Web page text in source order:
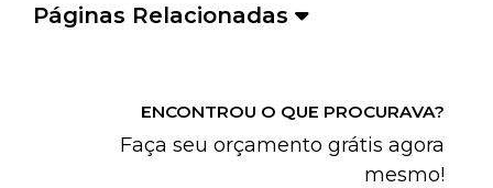
Páginas Relacionadas
ENCONTROU O QUE PROCURAVA?
Faça seu orçamento grátis agora
mesmo!